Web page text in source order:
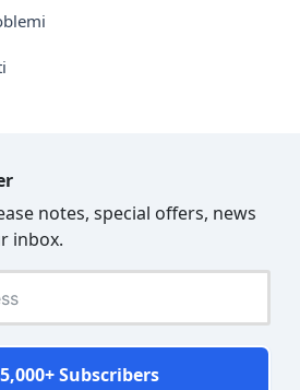
notes, special offers, news
inbox.
Subscribers